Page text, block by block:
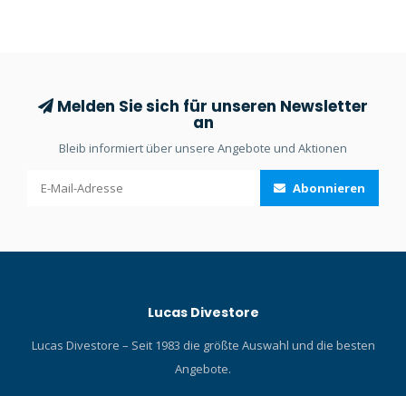
Melden Sie sich für unseren Newsletter
an
Bleib informiert über unsere Angebote und Aktionen
Abonnieren
Lucas Divestore
Lucas Divestore – Seit 1983 die größte Auswahl und die besten
Angebote.